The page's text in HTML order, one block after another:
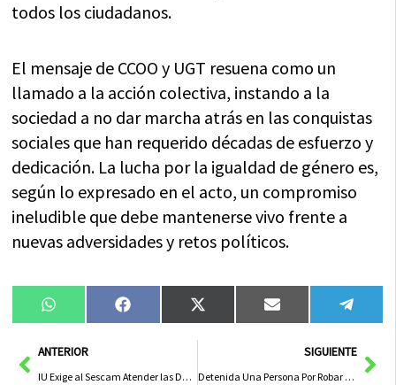
todos los ciudadanos.
El mensaje de CCOO y UGT resuena como un
llamado a la acción colectiva, instando a la
sociedad a no dar marcha atrás en las conquistas
sociales que han requerido décadas de esfuerzo y
dedicación. La lucha por la igualdad de género es,
según lo expresado en el acto, un compromiso
ineludible que debe mantenerse vivo frente a
nuevas adversidades y retos políticos.
Compartir
en
WhatsAppCompartir
en
FacebookCompartir
en
X
(Twitter)
Compartir
en
Email
en
AntANTERIOR
IU Exige al Sescam Atender las Demandas de los Trabajadores del Transporte Sanitario para Defender sus Derechos Laborales
SIGUIENTE
Detenida Una Persona Por Robar Llaves De Un Almacén Y Sustraer Bebidas En Un Garaje De La Ciudad